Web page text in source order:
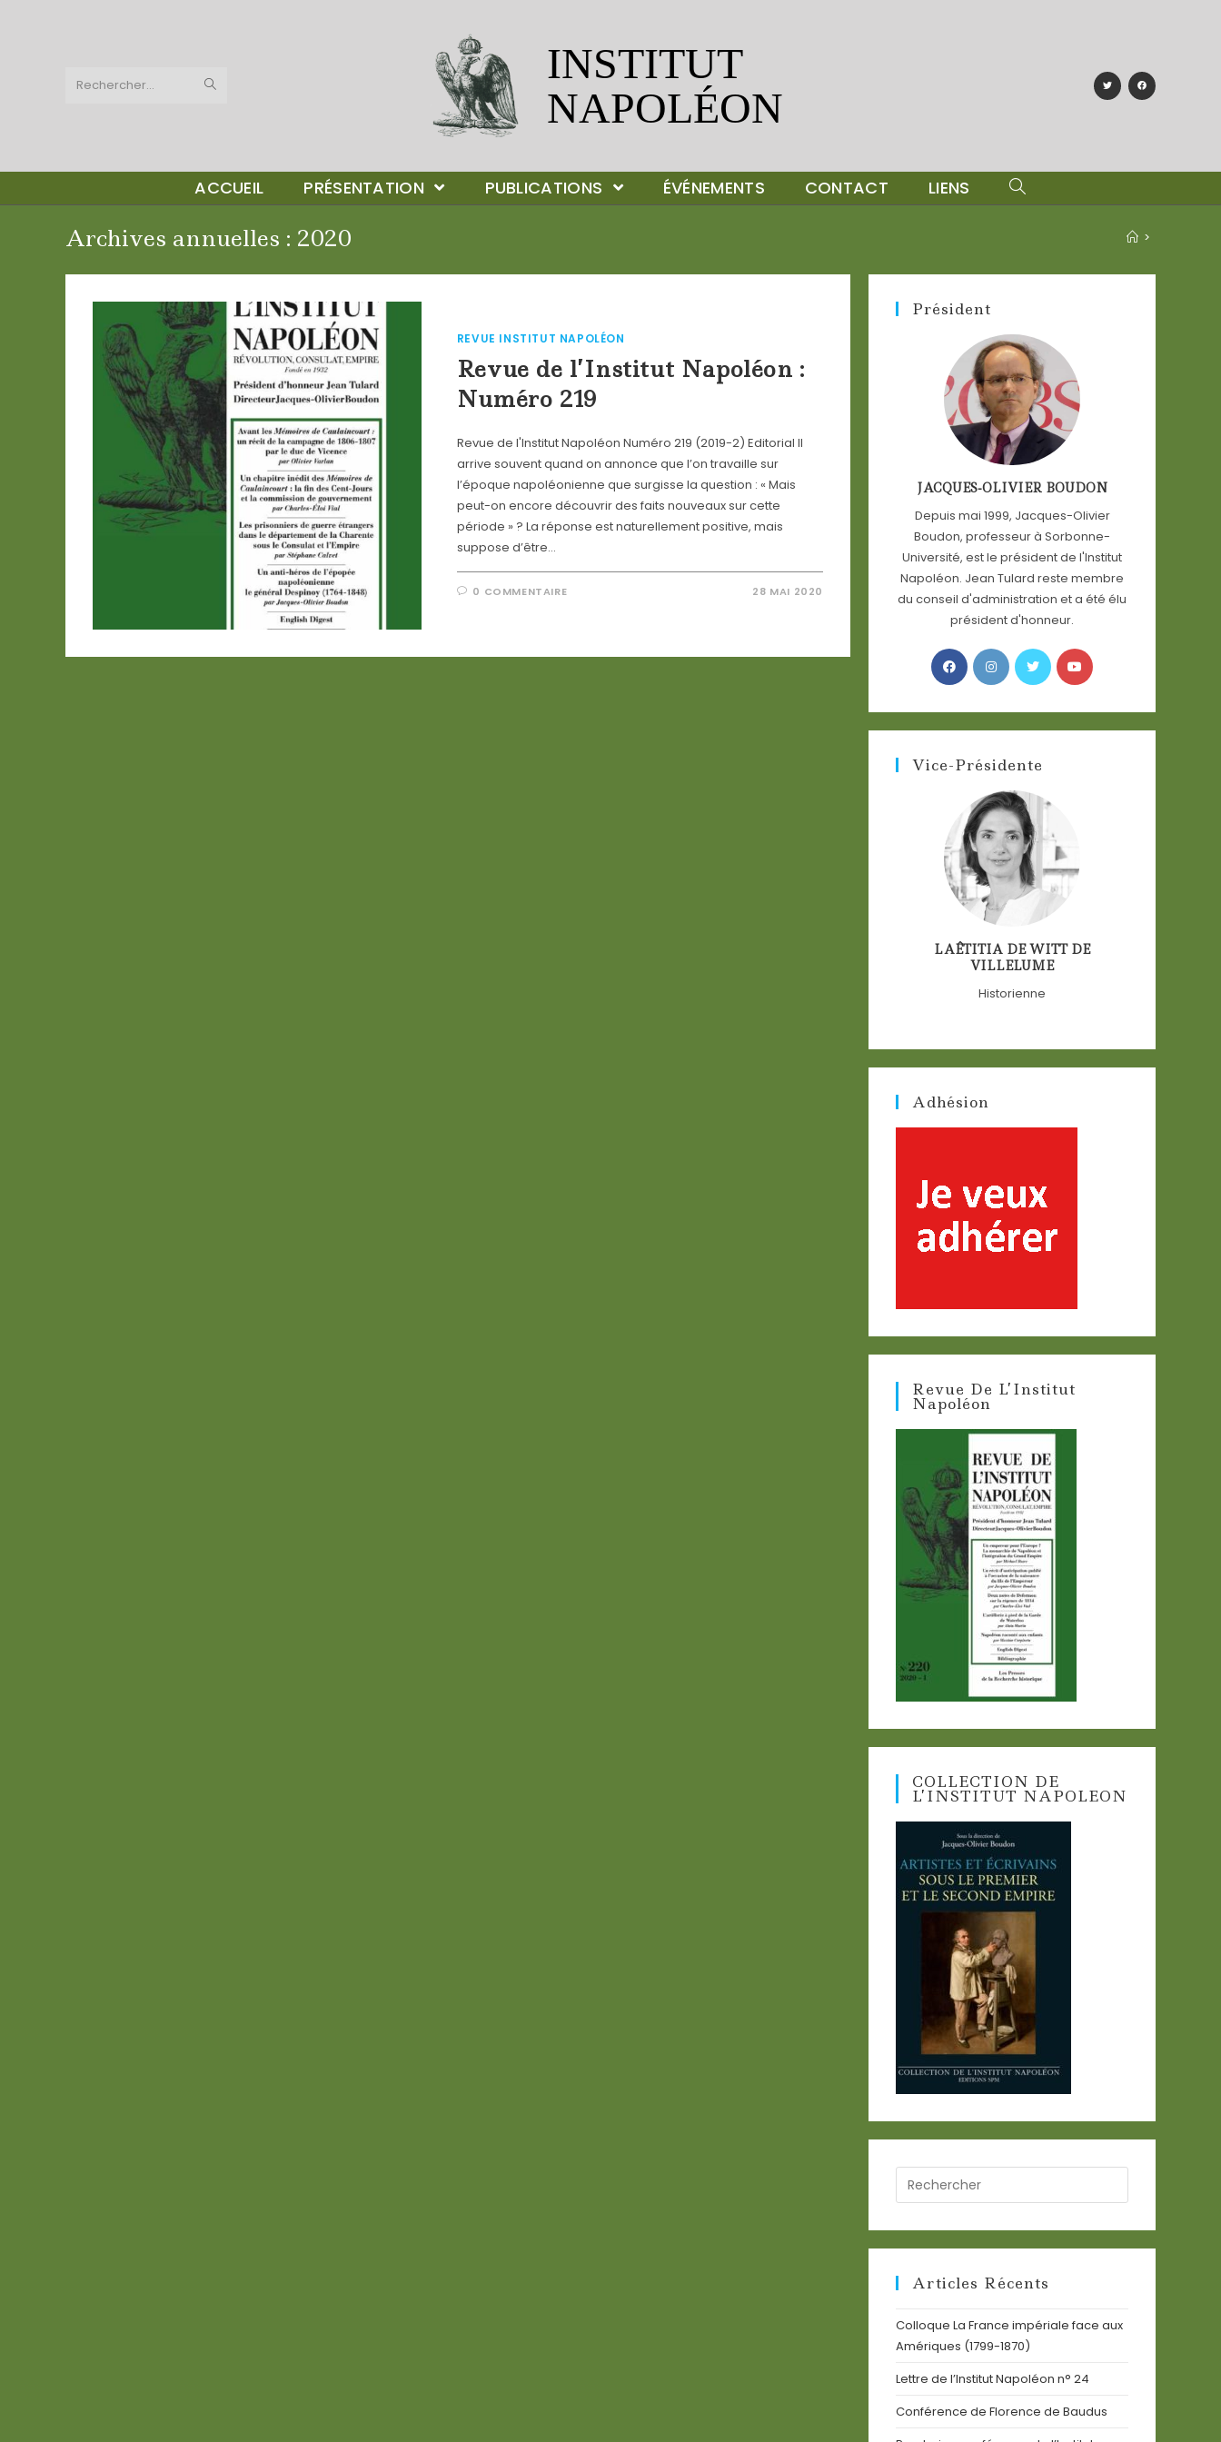
Rechercher…
ACCUEIL PRÉSENTATION PUBLICATIONS ÉVÉNEMENTS CONTACT LIENS
Archives annuelles : 2020 >
REVUE INSTITUT NAPOLÉON
Revue de l’Institut Napoléon :
Numéro 219
Revue de l'Institut Napoléon Numéro 219 (2019-2) Editorial Il
arrive souvent quand on annonce que l’on travaille sur
l’époque napoléonienne que surgisse la question : « Mais
peut-on encore découvrir des faits nouveaux sur cette
période » ? La réponse est naturellement positive, mais
suppose d’être…
0 COMMENTAIRE 28 MAI 2020
Président
JACQUES-OLIVIER BOUDON
Depuis mai 1999, Jacques-Olivier
Boudon, professeur à Sorbonne-
Université, est le président de l'Institut
Napoléon. Jean Tulard reste membre
du conseil d'administration et a été élu
président d'honneur.
Opens
in
new
Opens
in
new
Opens
in
new
Opens
new
Vice-Présidente
LAÊTITIA DE WITT DE
VILLELUME
Historienne
Adhésion
Revue De L’Institut
Napoléon
COLLECTION DE
L’INSTITUT NAPOLEON
Search
for:
Articles Récents
Colloque La France impériale face aux
Amériques (1799-1870)
Lettre de l’Institut Napoléon n° 24
Conférence de Florence de Baudus